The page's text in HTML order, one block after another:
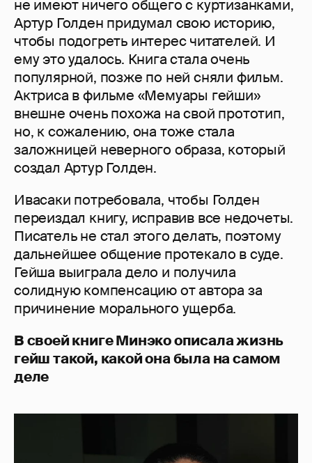
не имеют ничего общего с куртизанками,
Артур Голден придумал свою историю,
чтобы подогреть интерес читателей. И
ему это удалось. Книга стала очень
популярной, позже по ней сняли фильм.
Актриса в фильме «Мемуары гейши»
внешне очень похожа на свой прототип,
но, к сожалению, она тоже стала
заложницей неверного образа, который
создал Артур Голден.
Ивасаки потребовала, чтобы Голден
переиздал книгу, исправив все недочеты.
Писатель не стал этого делать, поэтому
дальнейшее общение протекало в суде.
Гейша выиграла дело и получила
солидную компенсацию от автора за
причинение морального ущерба.
В своей книге Минэко описала жизнь
гейш такой, какой она была на самом
деле